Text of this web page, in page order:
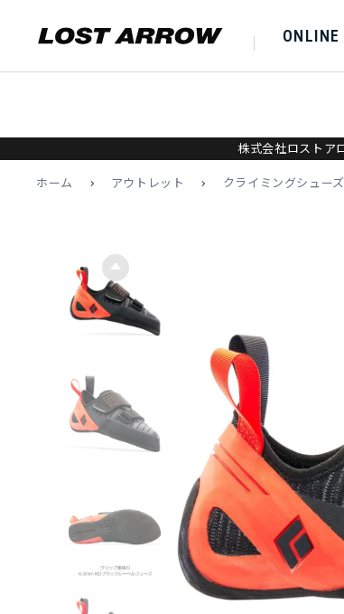
ONLINE
株式会社ロストア
ホーム > アウトレット > クライミングシューズ